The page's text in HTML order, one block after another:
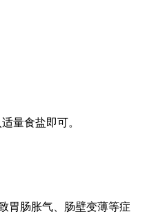
量食盐即可。
胃肠胀气、肠壁变薄等症